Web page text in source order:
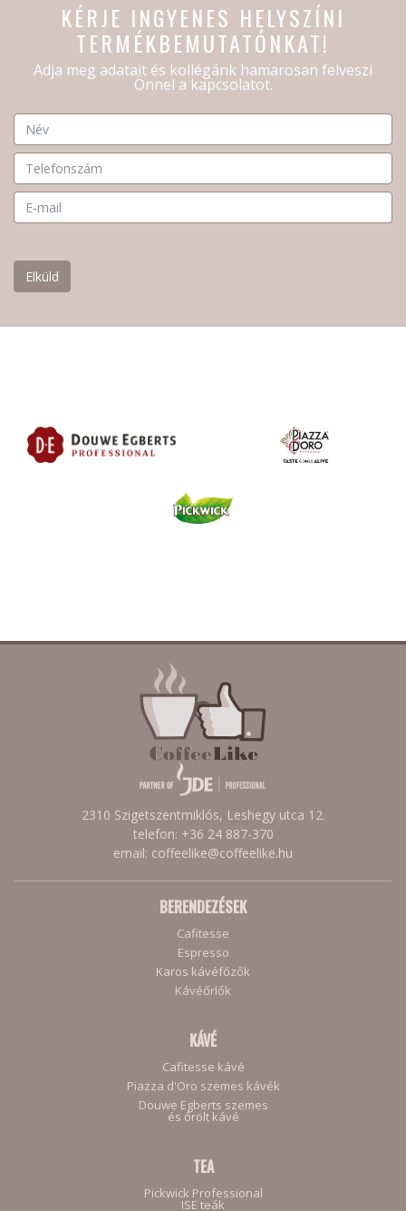
KÉRJE INGYENES HELYSZÍNI
TERMÉKBEMUTATÓNKAT!
Adja meg adatait és kollégánk hamarosan felveszi
Önnel a kapcsolatot.
2310 Szigetszentmiklós, Leshegy utca 12.
telefon: +36 24 887-370
email: coffeelike@coffeelike.hu
BERENDEZÉSEK
Cafitesse
Espresso
Karos kávéfőzők
Kávéőrlők
KÁVÉ
Cafitesse kávé
Piazza d'Oro szemes kávék
Douwe Egberts szemes
és őrölt kávé
TEA
Pickwick Professional
ISE teák